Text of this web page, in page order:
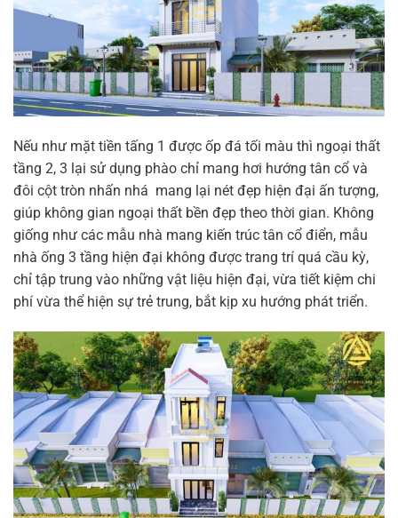
Nếu như mặt tiền tấng 1 được ốp đá tối màu thì ngoại thất
tầng 2, 3 lại sử dụng phào chỉ mang hơi hướng tân cổ và
đôi cột tròn nhấn nhá mang lại nét đẹp hiện đại ấn tượng,
giúp không gian ngoại thất bền đẹp theo thời gian. Không
giống như các mẫu nhà mang kiến trúc tân cổ điển, mẫu
nhà ống 3 tầng hiện đại không được trang trí quá cầu kỳ,
chỉ tập trung vào những vật liệu hiện đại, vừa tiết kiệm chi
phí vừa thể hiện sự trẻ trung, bắt kịp xu hướng phát triển.